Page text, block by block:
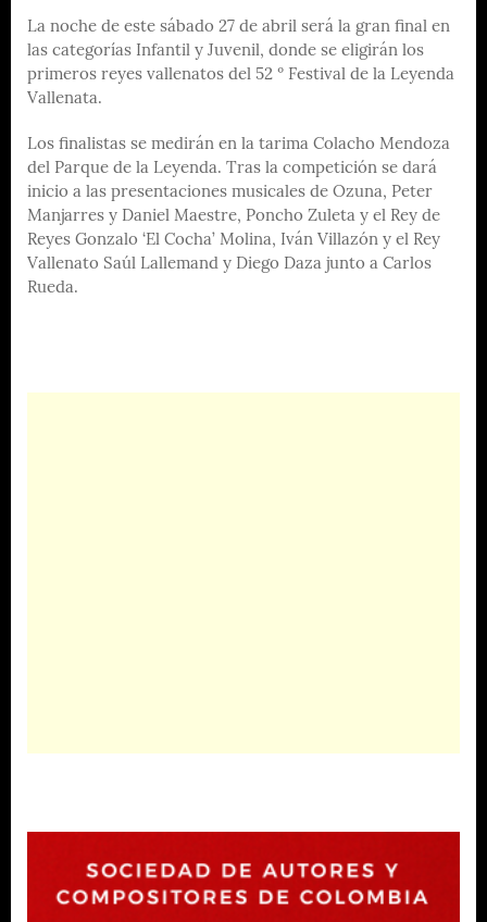
La noche de este sábado 27 de abril será la gran final en
las categorías Infantil y Juvenil, donde se eligirán los
primeros reyes vallenatos del 52 º Festival de la Leyenda
Vallenata.
Los finalistas se medirán en la tarima Colacho Mendoza
del Parque de la Leyenda. Tras la competición se dará
inicio a las presentaciones musicales de Ozuna, Peter
Manjarres y Daniel Maestre, Poncho Zuleta y el Rey de
Reyes Gonzalo ‘El Cocha’ Molina, Iván Villazón y el Rey
Vallenato Saúl Lallemand y Diego Daza junto a Carlos
Rueda.